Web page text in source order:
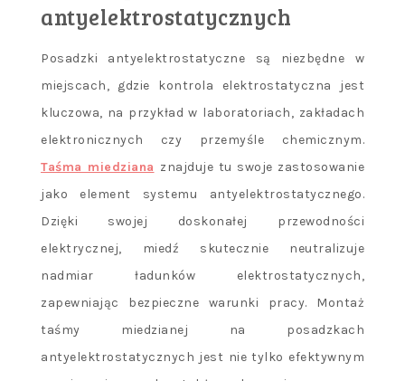
antyelektrostatycznych
Posadzki antyelektrostatyczne są niezbędne w
miejscach, gdzie kontrola elektrostatyczna jest
kluczowa, na przykład w laboratoriach, zakładach
elektronicznych czy przemyśle chemicznym.
Taśma miedziana znajduje tu swoje zastosowanie
jako element systemu antyelektrostatycznego.
Dzięki swojej doskonałej przewodności
elektrycznej, miedź skutecznie neutralizuje
nadmiar ładunków elektrostatycznych,
zapewniając bezpieczne warunki pracy. Montaż
taśmy miedzianej na posadzkach
antyelektrostatycznych jest nie tylko efektywnym